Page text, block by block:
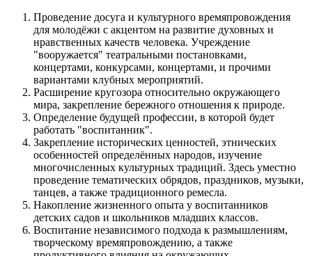
Проведение досуга и культурного времяпровождения
для молодёжи с акцентом на развитие духовных и
нравственных качеств человека. Учреждение
"вооружается" театральными постановками,
концертами, конкурсами, концертами, и прочими
вариантами клубных мероприятий.
Расширение кругозора относительно окружающего
мира, закрепление бережного отношения к природе.
Определение будущей профессии, в которой будет
работать "воспитанник".
Закрепление исторических ценностей, этнических
особенностей определённых народов, изучение
многочисленных культурных традиций. Здесь уместно
проведение тематических обрядов, праздников, музыки,
танцев, а также традиционного ремесла.
Накопление жизненного опыта у воспитанников
детских садов и школьников младших классов.
Воспитание независимого подхода к размышлениям,
творческому времяпровождению, а также